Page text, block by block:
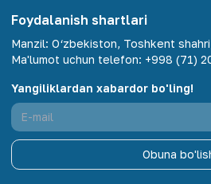
Foydalanish shartlari
Manzil: O‘zbekiston, Toshkent
Ma'lumot uchun telefon: +998 (71)
Yangiliklardan xabardor bo'ling!
Obuna